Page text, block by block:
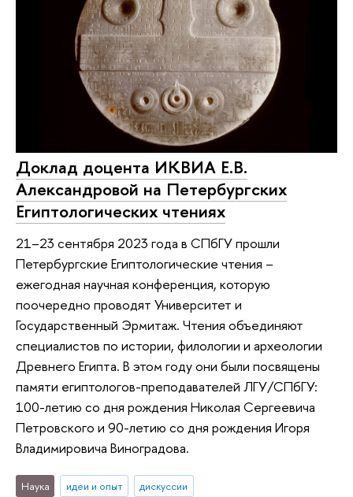
Доклад доцента ИКВИА Е.В.
Александровой на Петербургских
Египтологических чтениях
21–23 сентября 2023 года в СПбГУ прошли
Петербургские Египтологические чтения –
ежегодная научная конференция, которую
поочередно проводят Университет и
Государственный Эрмитаж. Чтения объединяют
специалистов по истории, филологии и археологии
Древнего Египта. В этом году они были посвящены
памяти египтологов-преподавателей ЛГУ/СПбГУ:
100-летию со дня рождения Николая Сергеевича
Петровского и 90-летию со дня рождения Игоря
Владимировича Виноградова.
Наука идеи и опыт
дискуссии